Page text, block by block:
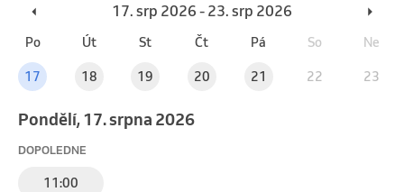
17. srp 2026 - 23. srp 2026
Po Út St Čt Pá So Ne
17 18 19 20 21 22 23
pondělí, 17. srpna 2026
DOPOLEDNE
11:00